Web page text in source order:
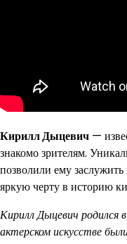
Кирилл Дыцевич —
знакомо зрителям.
позволили ему
яркую черту в историю
Кирилл Дыцевич родился
актерском искусстве